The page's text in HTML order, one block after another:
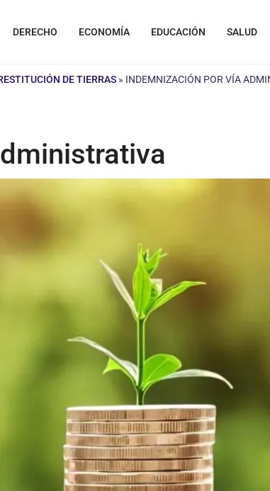
DERECHO ECONOMÍA EDUCACIÓN SALUD
DE TIERRAS » INDEMNIZACIÓN POR VÍA